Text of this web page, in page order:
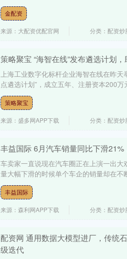
金配资
来源：大配资优配官网 分类：配资炒
策略聚宝 “海智在线”发布遴选计划
上海工业数字化标杆企业海智在线在昨
点遴选计划”，成立五年、注册资本200
策略聚宝
来源：盛多网APP下载 分类：配资炒
丰益国际 6月汽车销量同比下滑
车卖家一直说现在汽车圈正在上演一出
量大幅下滑的时候单个车企的销量却在
丰益国际
来源：森利网APP下载 分类：配资炒
配资网 通用数据大模型进厂，传
级迭代